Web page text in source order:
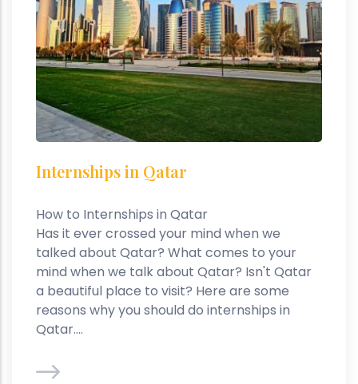
Internships in Qatar
How to Internships in Qatar
Has it ever crossed your mind when we
talked about Qatar? What comes to your
mind when we talk about Qatar? Isn't Qatar
a beautiful place to visit? Here are some
reasons why you should do internships in
Qatar....